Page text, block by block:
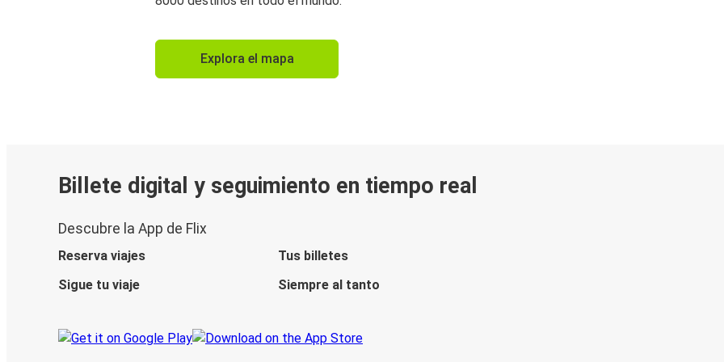
Explora el mapa
Billete digital y seguimiento en tiempo real
Descubre la App de Flix
Reserva viajes
Tus billetes
Sigue tu viaje
Siempre al tanto